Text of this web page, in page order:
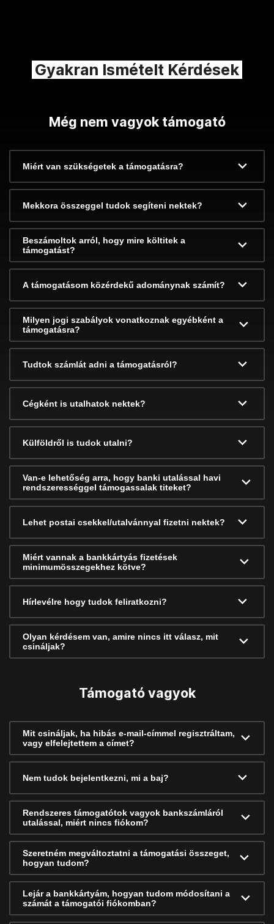
Gyakran Ismételt Kérdések
Még nem vagyok támogató
Miért van szükségetek a támogatásra?
Mekkora összeggel tudok segíteni nektek?
Beszámoltok arról, hogy mire költitek a
támogatást?
A támogatásom közérdekű adománynak számít?
Milyen jogi szabályok vonatkoznak egyébként a
támogatásra?
Tudtok számlát adni a támogatásról?
Cégként is utalhatok nektek?
Külföldről is tudok utalni?
Van-e lehetőség arra, hogy banki utalással havi
rendszerességgel támogassalak titeket?
Lehet postai csekkel/utalvánnyal fizetni nektek?
Miért vannak a bankkártyás fizetések
minimumösszegekhez kötve?
Hírlevélre hogy tudok feliratkozni?
Olyan kérdésem van, amire nincs itt válasz, mit
csináljak?
Támogató vagyok
Mit csináljak, ha hibás e-mail-címmel regisztráltam,
vagy elfelejtettem a címet?
Nem tudok bejelentkezni, mi a baj?
Rendszeres támogatótok vagyok bankszámláról
utalással, miért nincs fiókom?
Szeretném megváltoztatni a támogatási összeget,
hogyan tudom?
Lejár a bankkártyám, hogyan tudom módosítani a
számát a támogatói fiókomban?